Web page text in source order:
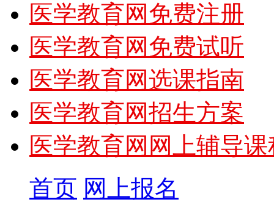
医学教育网免费注册
医学教育网免费试听
医学教育网选课指南
医学教育网招生方案
医学教育网网上辅导
首页 网上报名